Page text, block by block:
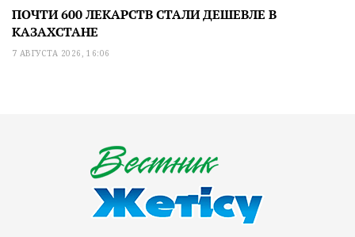
ПОЧТИ 600 ЛЕКАРСТВ СТАЛИ ДЕШЕВЛЕ В
КАЗАХСТАНЕ
7 АВГУСТА 2026, 16:06